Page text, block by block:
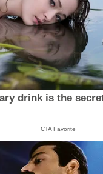
drink is the
CTA Favorite